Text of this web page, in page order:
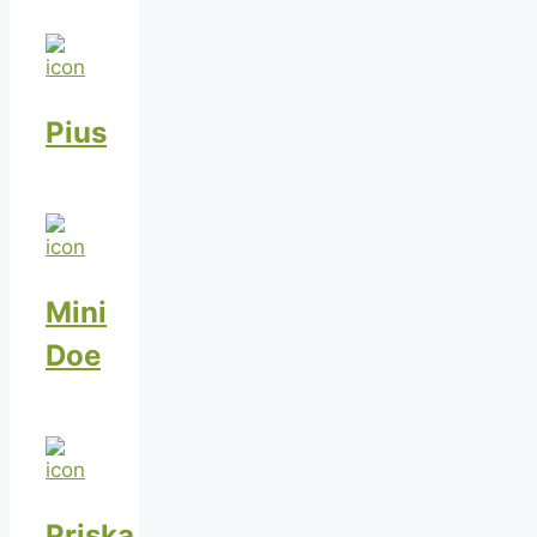
Pius
Mini
Doe